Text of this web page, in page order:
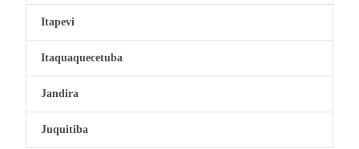
Itapevi
Itaquaquecetuba
Jandira
Juquitiba